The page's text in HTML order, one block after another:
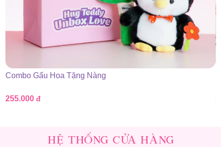
Combo Gấu Hoa Tặng Nàng
255.000 đ
HỆ THỐNG CỬA HÀNG